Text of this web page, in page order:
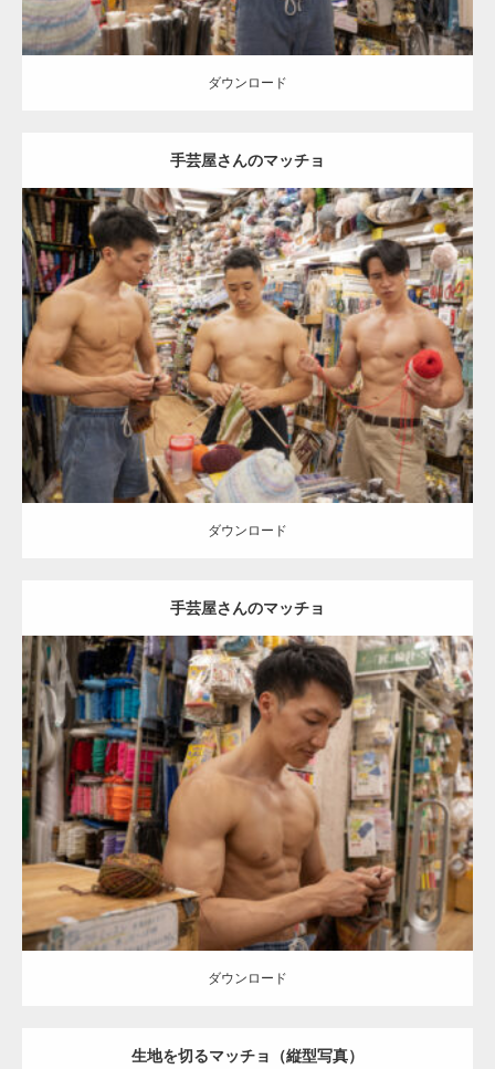
ダウンロード
手芸屋さんのマッチョ
Update:2024.06.23
Category: 手芸屋さんのマッチョ（方南町） kaichanAKIHITO(細マッ
チョ) SOSUKE 外資系筋肉 肩 方南町（東京）
ダウンロード
ダウンロード
手芸屋さんのマッチョ
Update:2024.06.20
Category:手芸屋さんのマッチョ（方南町） kaichanAKIHITO(細マッ
チョ) 大胸筋 方南町（東京）
ダウンロード
ダウンロード
生地を切るマッチョ（縦型写真）